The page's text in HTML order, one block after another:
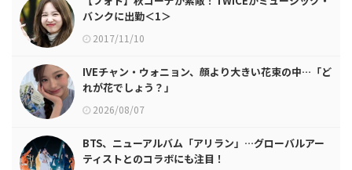
バンクに出勤＜1＞
2017/11/10
IVEチャン・ウォニョン、顔より大きい花束の中…「ど
れが花でしょう？」
2026/08/07
BTS、ニューアルバム「アリラン」…グローバルアー
ティストとのコラボにも注目！